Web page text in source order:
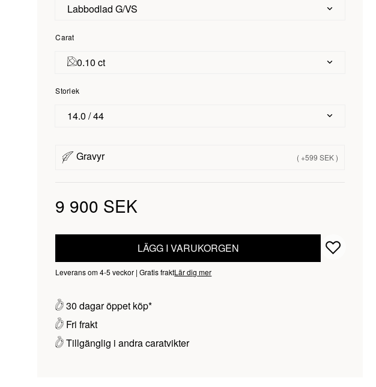
Labbodlad G/VS
Carat
0.10 ct
Storlek
14.0 / 44
Gravyr ( +599 SEK )
9 900 SEK
LÄGG I VARUKORGEN
Leverans om 4-5 veckor | Gratis fraktLär dig mer
30 dagar öppet köp*
Fri frakt
Tillgänglig i andra caratvikter